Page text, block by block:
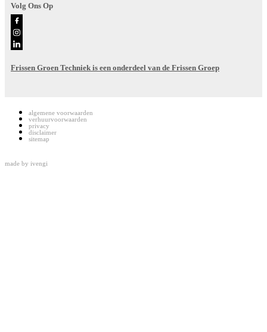
Volg Ons Op
Frissen Groen Techniek is een onderdeel van de Frissen Groep
algemene voorwaarden
verhuurvoorwaarden
privacy
disclaimer
sitemap
made by ivengi